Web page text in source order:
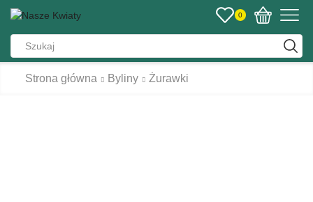
0
Strona główna Byliny Żurawki